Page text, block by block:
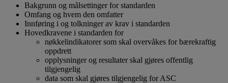
Bakgrunn og målsettinger for standarden
Omfang og hvem den omfatter
Innføring i og tolkninger av krav i standarden
Hovedkravene i standarden for
nøkkelindikatorer som skal overvåkes for bærekraftig
oppdrett
opplysninger og resultater skal gjøres offentlig
tilgjengelig
data som skal gjøres tilgjengelig for ASC